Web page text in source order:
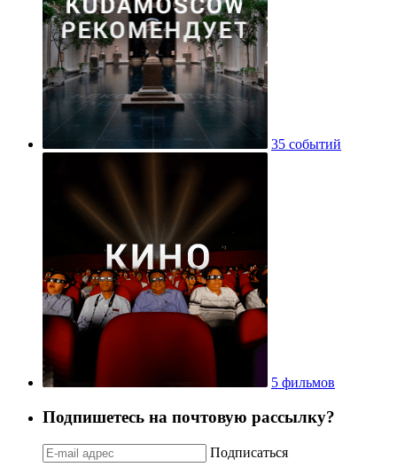
35 событий
5 фильмов
Подпишетесь на почтовую рассылку?
Подписаться